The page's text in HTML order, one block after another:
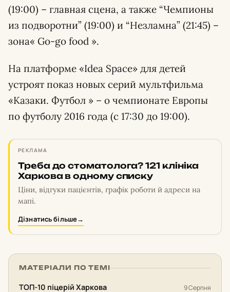
(19:00) – главная сцена, а также “Чемпионы
из подворотни” (19:00) и “Незламна” (21:45) –
зона« Go-go food ».
На платформе «Idea Space» для детей
устроят показ новых серий мультфильма
«Казаки. Футбол » – о чемпионате Европы
по футболу 2016 года (с 17:30 до 19:00).
РЕКЛАМА
Треба до стоматолога? 121 клініка
Харкова в одному списку
Ціни, відгуки пацієнтів, графік роботи й адреси на
мапі.
Дізнатись більше→
МАТЕРІАЛИ ПО ТЕМІ
ТОП-10 піцерій Харкова 9 Серпня